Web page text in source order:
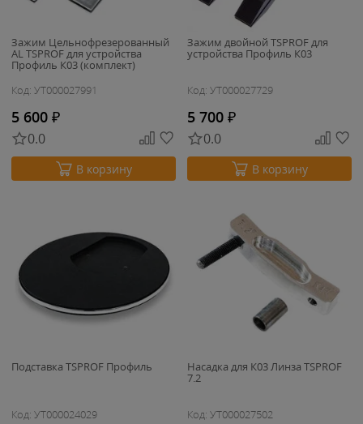
Зажим Цельнофрезерованный
AL TSPROF для устройства
Профиль К03 (комплект)
Код: УТ000027991
5 600 ₽
0.0
В корзину
Зажим двойной TSPROF для
устройства Профиль К03
Код: УТ000027729
5 700 ₽
0.0
В корзину
Подставка TSPROF Профиль
Код: УТ000024029
Насадка для К03 Линза TSPROF
7.2
Код: УТ000027502